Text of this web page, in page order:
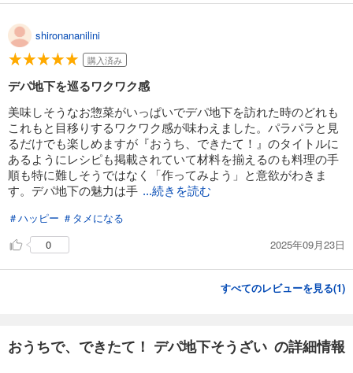
shironananilini
購入済み
デパ地下を巡るワクワク感
美味しそうなお惣菜がいっぱいでデパ地下を訪れた時のどれも
これもと目移りするワクワク感が味わえました。パラパラと見
るだけでも楽しめますが『おうち、できたて！』のタイトルに
あるようにレシピも掲載されていて材料を揃えるのも料理の手
順も特に難しそうではなく「作ってみよう」と意欲がわきま
す。デパ地下の魅力は手 ...続きを読む
＃ハッピー ＃タメになる
0
2025年09月23日
すべてのレビューを見る(1)
おうちで、できたて！ デパ地下そうざい の詳細情報